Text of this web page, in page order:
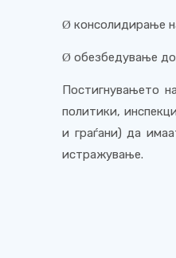
Ø консолидирање
Ø обезбедување
Постигнувањето
политики,
и граѓани) да
истражување.